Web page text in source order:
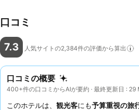
口コミ
7.3 人気サイトの2,384件の評価から算出
口コミの概要
400+件の口コミからAIが要約 · 最終更新日 :
このホテルは、 観光客にも予算重視の旅